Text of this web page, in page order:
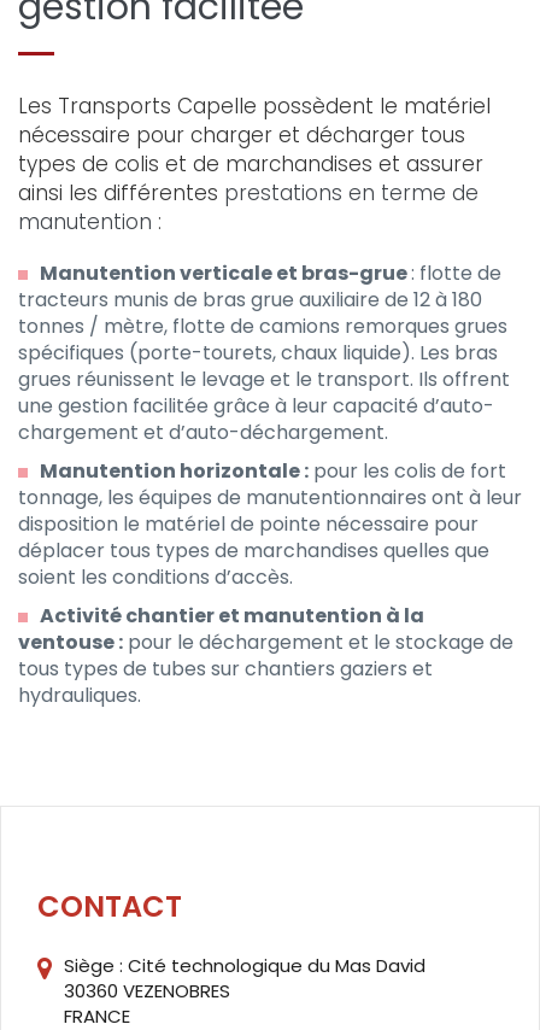
Les Transports Capelle possèdent le matériel
nécessaire pour charger et décharger tous
types de colis et de marchandises et assurer
ainsi les différentes prestations en terme de
manutention :
Manutention verticale et bras-grue: flotte de
tracteurs munis de bras grue auxiliaire de 12 à 180
tonnes / mètre, flotte de camions remorques grues
spécifiques (porte-tourets, chaux liquide). Les bras
grues réunissent le levage et le transport. Ils offrent
une gestion facilitée grâce à leur capacité d’auto-
chargement et d’auto-déchargement.
Manutention horizontale : pour les colis de fort
tonnage, les équipes de manutentionnaires ont à leur
disposition le matériel de pointe nécessaire pour
déplacer tous types de marchandises quelles que
soient les conditions d’accès.
Activité chantier et manutention à la
ventouse : pour le déchargement et le stockage de
tous types de tubes sur chantiers gaziers et
hydrauliques.
CONTACT
Siège : Cité technologique du Mas David
30360 VEZENOBRES
FRANCE